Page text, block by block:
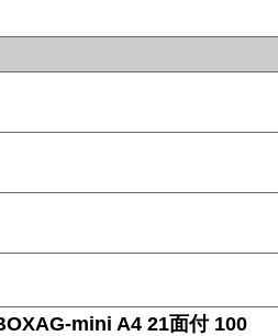
mini A4 21面付 100